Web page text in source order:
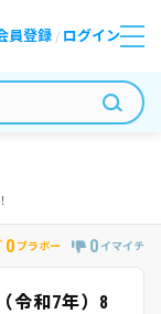
員登録 / ログイン
0 ブラボー 0 イマイチ
令和7年）8